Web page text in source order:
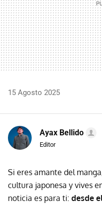
15 Agosto 2025
Ayax Bellido
Editor
Si eres amante del
cultura japonesa y vives
noticia es para ti: desde